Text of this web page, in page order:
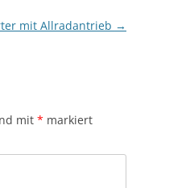
mit Allradantrieb →
mit * markiert